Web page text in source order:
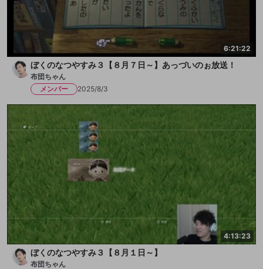
6:21:22
ぼくのなつやすみ３【８月７日～】あっづいのぉ放送！
布団ちゃん
メンバー
2025/8/3
4:13:23
ぼくのなつやすみ３【８月１日～】
布団ちゃん